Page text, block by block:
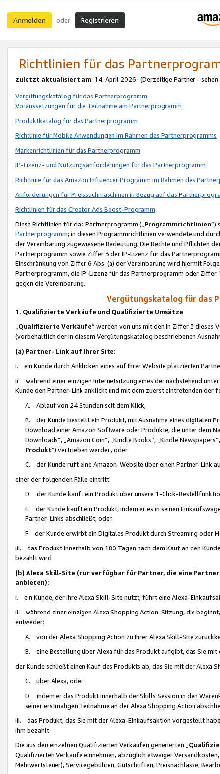
Anmelden oder Registrieren
Richtlinien für das
zuletzt aktualisiert am: 14. April 2026 (Derzeitige Partner - sehen
Vergütungskatalog für das Partnerprogramm
Voraussetzungen für die Teilnahme am Partnerprogramm
Produktkatalog für das Partnerprogramm
Richtlinie für Mobile Anwendungen im Rahmen des Partnerprogramms
Markenrichtlinien für das Partnerprogramm
IP-Lizenz- und Nutzungsanforderungen für das Partnerprogramm
Richtlinie für das Amazon Influencer Programm im Rahmen des
Anforderungen für Preissuchmaschinen in Bezug auf das
Richtlinien für das Creator Ads Boost-Programm
Diese Richtlinien für das Partnerprogramm („Programmrichtlinien“)
Partnerprogramm; in diesen Programmrichtlinien verwendete und
der Vereinbarung zugewiesene Bedeutung. Die Rechte und Pflichten
Partnerprogramm sowie Ziffer 3 der IP-Lizenz für das
Einschränkung von Ziffer 6 Abs. (a) der Vereinbarung wird hiermit
Partnerprogramm, die IP-Lizenz für das Partnerprogramm oder
gegen die Vereinbarung.
Vergütungskatalog für das
1. Qualifizierte Verkäufe und Qualifizierte Umsätze
Qualifizierte Verkäufe“ werden von uns mit den in Ziffer 3
(vorbehaltlich der in diesem Vergütungskatalog beschriebenen
(a) Partner- Link auf Ihrer Site:
i. ein Kunde durch Anklicken eines auf Ihrer Website platzierten
ii. während einer einzigen Internetsitzung eines der nachstehend
Kunde den Partner-Link anklickt und mit dem zuerst eintretenden der
A. Ablauf von 24 Stunden seit dem Klick,
B. der Kunde bestellt ein Produkt, mit Ausnahme eines digitalen
Download einer Amazon Software oder Produkte, die unter dem
Downloads“, „Amazon Coin“, „Kindle Books“, „Kindle
Produkt“) vertrieben werden, oder
C. der Kunde ruft eine Amazon-Website über einen Partner-Link
einer der folgenden Fälle eintritt:
D. der Kunde kauft ein Produkt über unsere 1-Click-
E. der Kunde kauft ein Produkt, indem er es in seinen
Partner-Links abschließt, oder
F. der Kunde erwirbt ein Digitales Produkt durch Streaming oder
iii. das Produkt innerhalb von 180 Tagen nach dem Kauf an den
bezahlt wird
(b) Alexa Skill-Site (nur verfügbar für Partner, die eine
anbieten):
i. ein Kunde, der Ihre Alexa Skill-Site nutzt, führt eine Alexa-
ii. während einer einzigen Alexa Shopping Action-Sitzung, die
entweder:
A. von der Alexa Shopping Action zu Ihrer Alexa Skill-Site
B. eine Bestellung über Alexa für das Produkt aufgibt, das Sie mit
der Kunde schließt einen Kauf des Produkts ab, das Sie mit der Alexa
C. über Alexa, oder
D. indem er das Produkt innerhalb der Skills Session in den
seiner erstmaligen Teilnahme an der Alexa Shopping Action
iii. das Produkt, das Sie mit der Alexa-Einkaufsaktion vorgestellt
ihm bezahlt.
Die aus den einzelnen Qualifizierten Verkäufen generierten „
Qualifizierten Verkäufe einnehmen, abzüglich etwaiger
Mehrwertsteuer), Servicegebühren, Gutschriften, Preisnachlässe,